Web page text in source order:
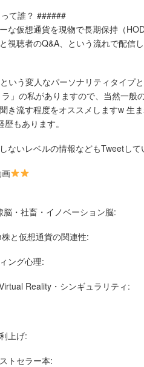
て誰？ ######
な仮想通貨を現物で長期保持（
視聴者のQ&A、という流れで配信し
いう変人なパーソナリティタイプ
」の私がありますので、当然一
き流す程度をオススメしますw 生
もあります。
ないレベルの情報などもTweetして
・社畜・イノベーション脳:
と仮想通貨の関連性:
ング心理:
Reality・シンギュラリティ:
上げ:
トセラー本: